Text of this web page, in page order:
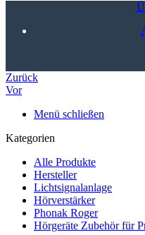
Zurück
Vor
Menü schließen
Kategorien
Alle Produkte
Hersteller
Lichtsignalanlage
Hörverstärker
Phonak Roger
Hörgeräte Zubehör für